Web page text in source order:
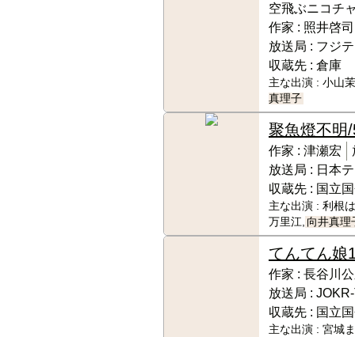
空飛ぶニコチ
作家 : 照井啓司
放送局 : フジ
収蔵先 : 倉庫
主な出演 : 小山
真理子
聚魚燈不明
作家 : 津瀬宏
放送局 : 日本
収蔵先 : 国立
主な出演 : 利根
万里江, 向井真理
てんてん娘
作家 : 長谷川
放送局 :
収蔵先 : 国立
主な出演 : 宮城